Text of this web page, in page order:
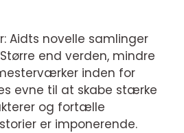
Aidts novelle samlinger
end verden, mindre
inden for
evne til at skabe stærke
og fortælle
er imponerende.